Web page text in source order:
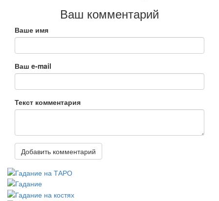
Ваш комментарий
Ваше имя
Ваш e-mail
Текст комментария
Добавить комментарий